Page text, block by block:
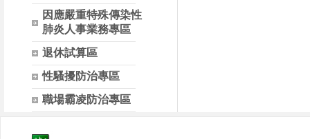
因應嚴重特殊傳染性
肺炎人事業務專區
退休試算區
性騷擾防治專區
職場霸凌防治專區